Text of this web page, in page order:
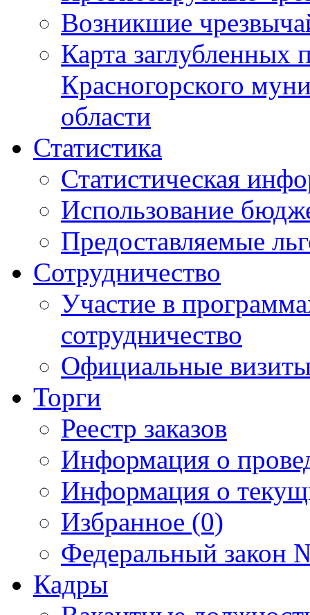
Возникшие
Карта
Красногорского
области
Статистика
Статистическая
Использование
Предоставляемые
Сотрудничество
Участие в
сотрудничество
Официальные
Торги
Реестр заказов
Информация о
Информация о
Избранное (0)
Федеральный закон
Кадры